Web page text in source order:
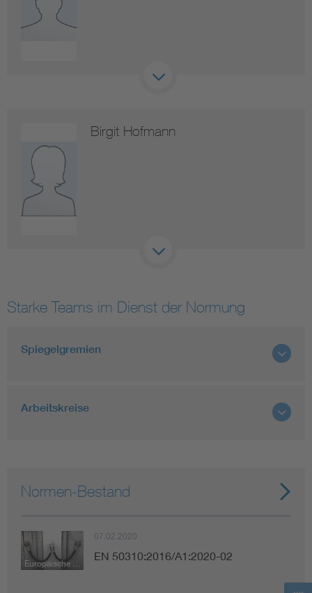
Birgit Hofmann
Starke Teams im Dienst der Normung
Spiegelgremien
Arbeitskreise
Normen-Bestand
07.02.2020
EN 50310:2016/A1:2020-02